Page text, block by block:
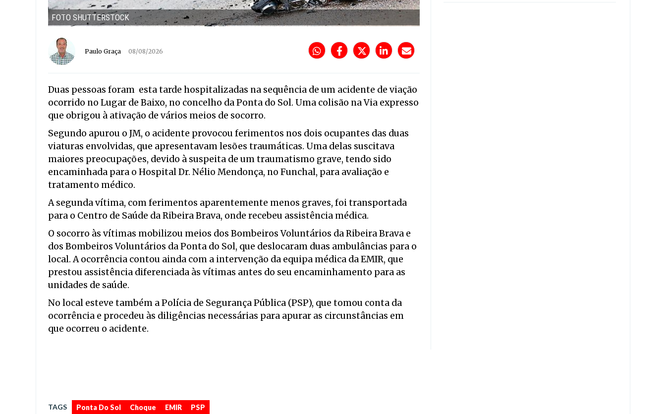
FOTO SHUTTERSTOCK
Paulo Graça 08/08/2026
Duas pessoas foram esta tarde hospitalizadas na sequência de um acidente de viação
ocorrido no Lugar de Baixo, no concelho da Ponta do Sol. Uma colisão na Via expresso
que obrigou à ativação de vários meios de socorro.
Segundo apurou o JM, o acidente provocou ferimentos nos dois ocupantes das duas
viaturas envolvidas, que apresentavam lesões traumáticas. Uma delas suscitava
maiores preocupações, devido à suspeita de um traumatismo grave, tendo sido
encaminhada para o Hospital Dr. Nélio Mendonça, no Funchal, para avaliação e
tratamento médico.
A segunda vítima, com ferimentos aparentemente menos graves, foi transportada
para o Centro de Saúde da Ribeira Brava, onde recebeu assistência médica.
O socorro às vítimas mobilizou meios dos Bombeiros Voluntários da Ribeira Brava e
dos Bombeiros Voluntários da Ponta do Sol, que deslocaram duas ambulâncias para o
local. A ocorrência contou ainda com a intervenção da equipa médica da EMIR, que
prestou assistência diferenciada às vítimas antes do seu encaminhamento para as
unidades de saúde.
No local esteve também a Polícia de Segurança Pública (PSP), que tomou conta da
ocorrência e procedeu às diligências necessárias para apurar as circunstâncias em
que ocorreu o acidente.
TAGS Ponta Do Sol Choque EMIR PSP